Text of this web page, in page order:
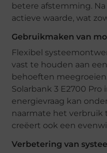
betere afstemming.
actieve waarde, wat
Gebruikmaken van
Flexibel
vast te houden aan
behoeften
Solarbank 3 E2700
energievraag kan
naarmate het verbruik
creëert ook een
Verbetering van